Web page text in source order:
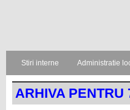
Stiri interne Administratie
ARHIVA PENTRU